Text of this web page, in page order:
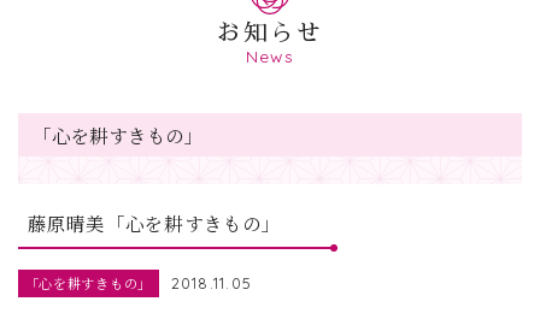
お知らせ
News
「心を耕すきもの」
藤原晴美「心を耕すきもの」
「心を耕すきもの」 2018.11.05